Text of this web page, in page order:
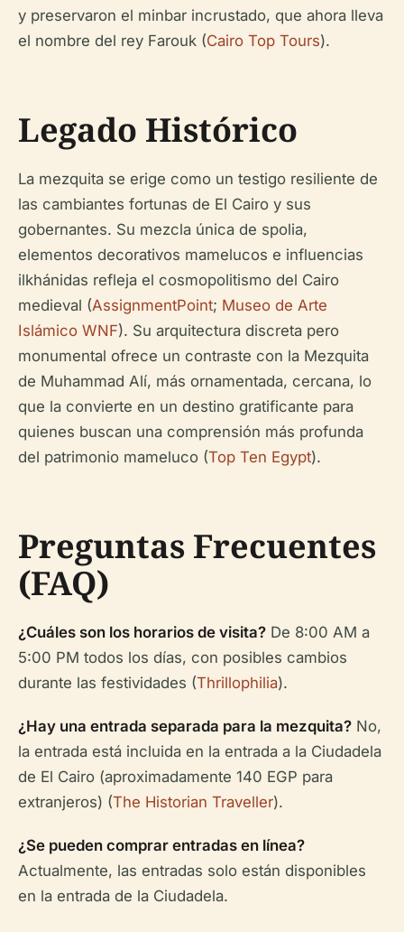
y preservaron el minbar incrustado, que ahora lleva
el nombre del rey Farouk (Cairo Top Tours).
Legado Histórico
La mezquita se erige como un testigo resiliente de
las cambiantes fortunas de El Cairo y sus
gobernantes. Su mezcla única de spolia,
elementos decorativos mamelucos e influencias
ilkhánidas refleja el cosmopolitismo del Cairo
medieval (AssignmentPoint; Museo de Arte
Islámico WNF). Su arquitectura discreta pero
monumental ofrece un contraste con la Mezquita
de Muhammad Alí, más ornamentada, cercana, lo
que la convierte en un destino gratificante para
quienes buscan una comprensión más profunda
del patrimonio mameluco (Top Ten Egypt).
Preguntas Frecuentes
(FAQ)
¿Cuáles son los horarios de visita? De 8:00 AM a
5:00 PM todos los días, con posibles cambios
durante las festividades (Thrillophilia).
¿Hay una entrada separada para la mezquita? No,
la entrada está incluida en la entrada a la Ciudadela
de El Cairo (aproximadamente 140 EGP para
extranjeros) (The Historian Traveller).
¿Se pueden comprar entradas en línea?
Actualmente, las entradas solo están disponibles
en la entrada de la Ciudadela.